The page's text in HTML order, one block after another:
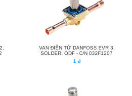
VAN ĐIỆN TỪ DANFOSS EVR 3,
SOLDER, ODF - C/N 032F1207
1 đ